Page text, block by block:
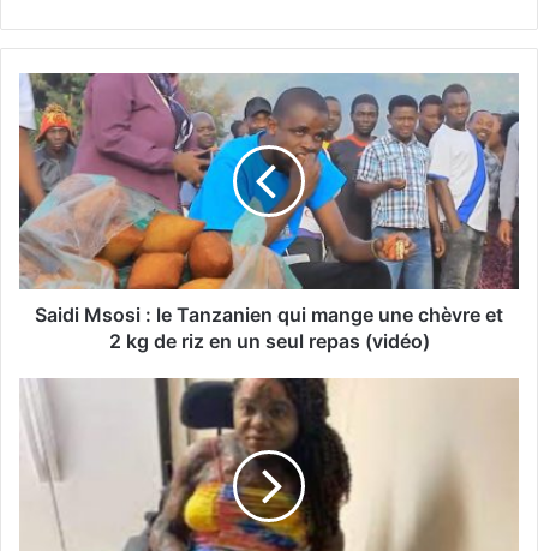
Saidi Msosi : le Tanzanien qui mange une chèvre et
2 kg de riz en un seul repas (vidéo)